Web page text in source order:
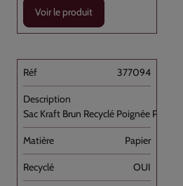
Voir le produit
377094
Sac Kraft Brun Recyclé Poignée Plate [...]
Papier
OUI